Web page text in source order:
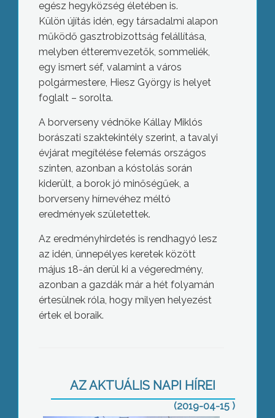
egész hegyközség életében is.
Külön újítás idén, egy társadalmi alapon
működő gasztrobizottság felállítása,
melyben étteremvezetők, sommeliék,
egy ismert séf, valamint a város
polgármestere, Hiesz György is helyet
foglalt – sorolta.
A borverseny védnöke Kállay Miklós
borászati szaktekintély szerint, a tavalyi
évjárat megítélése felemás országos
szinten, azonban a kóstolás során
kiderült, a borok jó minőségűek, a
borverseny hírnevéhez méltó
eredmények születettek.
Az eredményhirdetés is rendhagyó lesz
az idén, ünnepélyes keretek között
május 18-án derül ki a végeredmény,
azonban a gazdák már a hét folyamán
értesülnek róla, hogy milyen helyezést
értek el boraik.
AZ AKTUÁLIS NAPI HÍREI
(2019-04-15 )